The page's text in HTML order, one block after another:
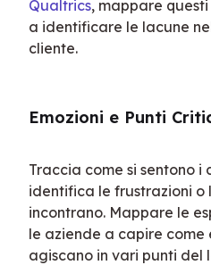
Qualtrics, mappare
a identificare le lacune
cliente.
Emozioni e Punti
Traccia come si sentono i
identifica le frustrazioni o
incontrano. Mappare le
le aziende a capire come
agiscano in vari punti del